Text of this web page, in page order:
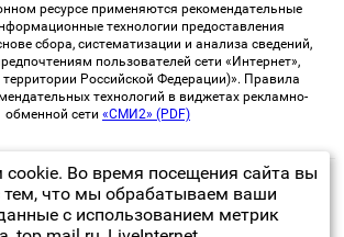
ресурсе применяются рекомендательные
технологии предоставления
сбора, систематизации и анализа сведений,
пользователей сети «Интернет»,
Российской Федерации)». Правила
технологий в виджетах рекламно-
обменной сети «СМИ2» (PDF)
| Все права защищены
категория сайта 16+
Во время посещения сайта вы
тем, что мы обрабатываем ваши
с использованием метрик